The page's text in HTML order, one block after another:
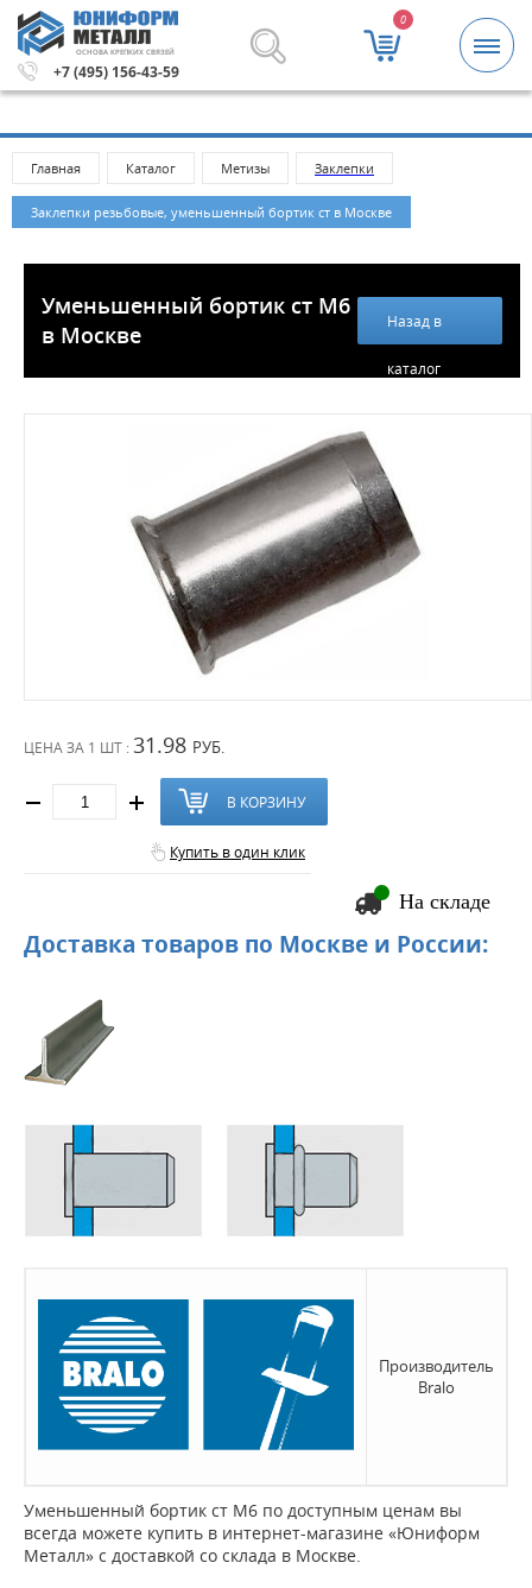
ОСНОВА КРЕПКИХ СВЯЗЕЙ
+7 (495) 156-43-59
0
рублей.Метизы и крепежные изделия оптом.
Главная Каталог Метизы Заклепки
Заклепки резьбовые, уменьшенный бортик ст в Москве
Уменьшенный бортик ст М6
в Москве
Назад в
каталог
ЦЕНА ЗА 1 ШТ : 31.98 РУБ.
В КОРЗИНУ
Купить в один клик
На складе
Доставка товаров по Москве и России:
Производитель
Bralo
Уменьшенный бортик ст М6 по доступным ценам вы
всегда можете купить в интернет-магазине «Юниформ
Металл» с доставкой со склада в Москве.